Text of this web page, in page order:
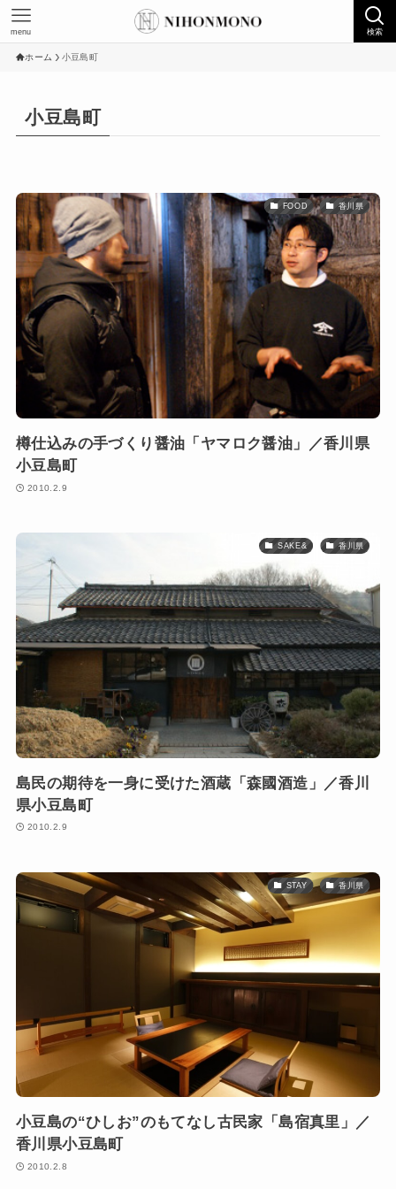
検索
menu
ホーム 小豆島町
小豆島町
FOOD 香川県
樽仕込みの手づくり醤油「ヤマロク醤油」／香川県
小豆島町
2010.2.9
SAKE& 香川県
島民の期待を一身に受けた酒蔵「森國酒造」／香川
県小豆島町
2010.2.9
STAY 香川県
小豆島の“ひしお”のもてなし古民家「島宿真里」／
香川県小豆島町
2010.2.8